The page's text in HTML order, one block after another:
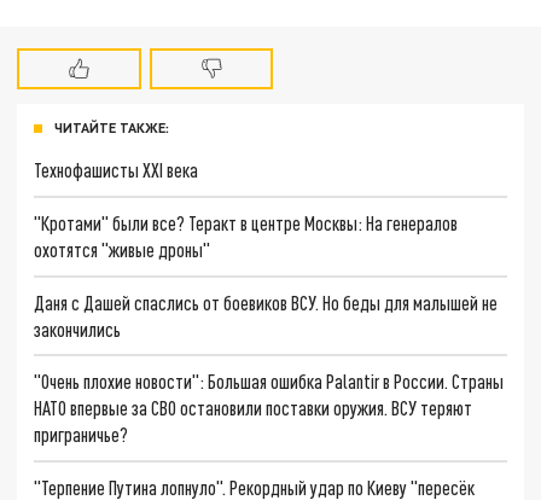
ЧИТАЙТЕ ТАКЖЕ:
Технофашисты XXI века
"Кротами" были все? Теракт в центре Москвы: На генералов
охотятся "живые дроны"
Даня с Дашей спаслись от боевиков ВСУ. Но беды для малышей не
закончились
"Очень плохие новости": Большая ошибка Palantir в России. Страны
НАТО впервые за СВО остановили поставки оружия. ВСУ теряют
приграничье?
"Терпение Путина лопнуло". Рекордный удар по Киеву "пересёк